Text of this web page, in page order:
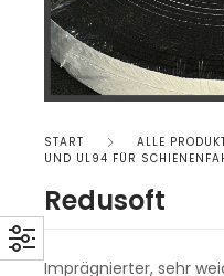
START ALLE
UND UL94 FÜR
Redusoft
Imprägnierter, sehr